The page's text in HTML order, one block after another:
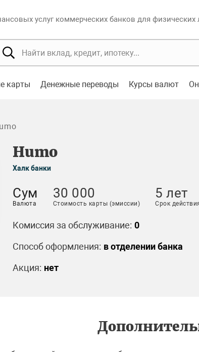
услуг коммерческих банков для физических
карты Денежные переводы Курсы валют
Humo
Халк банки
Сум
Валюта
30 000
Стоимость карты (эмиссии)
5 лет
Срок
Комиссия за обслуживание: 0
Способ оформления: в отделении банка
Акция: нет